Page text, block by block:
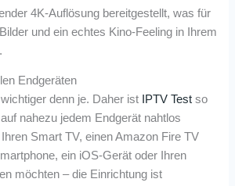
4K-Auflösung bereitgestellt, was für
und ein echtes Kino-Feeling in Ihrem
Endgeräten
denn je. Daher ist
IPTV Test so
nahezu jedem Endgerät nahtlos
Smart TV, einen Amazon Fire TV
ein iOS-Gerät oder Ihren
möchten – die Einrichtung ist